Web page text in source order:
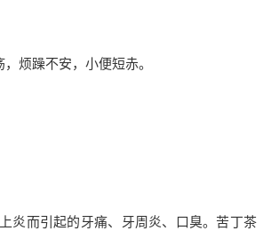
烦躁不安，小便短赤。
炎而引起的牙痛、牙周炎、口臭。苦丁茶